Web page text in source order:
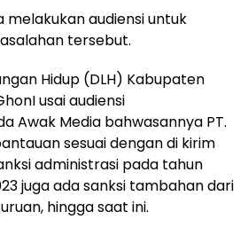
melakukan audiensi untuk
tersebut.
Hidup (DLH) Kabupaten
usai audiensi
Awak Media bahwasannya PT.
sesuai dengan di kirim
administrasi pada tahun
juga ada sanksi tambahan dari
hingga saat ini.